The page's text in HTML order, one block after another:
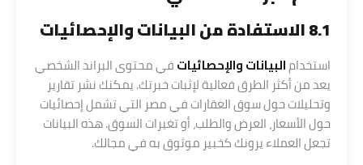
8.1 الاستفادة من البيانات والإحصائيات
استخدامالبيانات والإحصائياتفي محتوى البراند الشخصي
يعد من أكثر الطرق فعالية لإثبات خبرتك. يمكنك نشر تقارير
وتحليلات حول سوق العقارات في مصر التي تشمل إحصائيات
حول الأسعار، العرض والطلب، أو تغيرات السوق. هذه البيانات
تجعل العملاء يرونك كخبير موثوق به في مجالك.